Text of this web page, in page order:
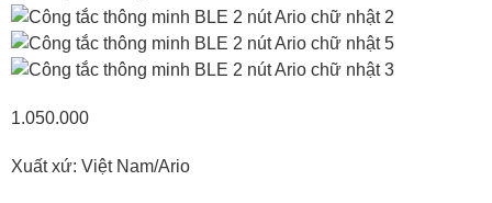
1.050.000
Xuất xứ: Việt Nam/Ario